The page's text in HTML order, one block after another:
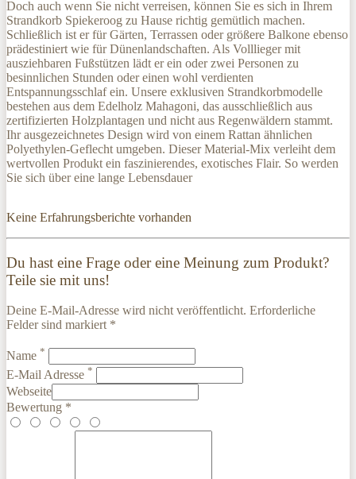
Doch auch wenn Sie nicht verreisen, können Sie es sich in Ihrem
Strandkorb Spiekeroog zu Hause richtig gemütlich machen.
Schließlich ist er für Gärten, Terrassen oder größere Balkone ebenso
prädestiniert wie für Dünenlandschaften. Als Volllieger mit
ausziehbaren Fußstützen lädt er ein oder zwei Personen zu
besinnlichen Stunden oder einen wohl verdienten
Entspannungsschlaf ein. Unsere exklusiven Strandkorbmodelle
bestehen aus dem Edelholz Mahagoni, das ausschließlich aus
zertifizierten Holzplantagen und nicht aus Regenwäldern stammt.
Ihr ausgezeichnetes Design wird von einem Rattan ähnlichen
Polyethylen-Geflecht umgeben. Dieser Material-Mix verleiht dem
wertvollen Produkt ein faszinierendes, exotisches Flair. So werden
Sie sich über eine lange Lebensdauer
Keine Erfahrungsberichte vorhanden
Du hast eine Frage oder eine Meinung zum Produkt?
Teile sie mit uns!
Deine E-Mail-Adresse wird nicht veröffentlicht. Erforderliche
Felder sind markiert *
Name *
E-Mail Adresse *
Webseite
Bewertung *